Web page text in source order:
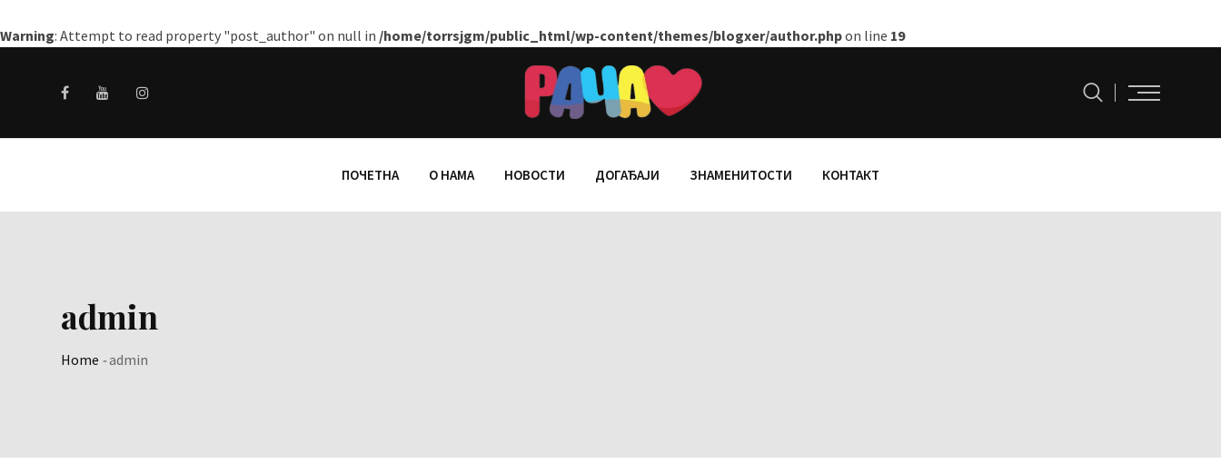
Warning: Attempt to read property "post_author" on null in /home/torrsjgm/public_html/wp-content/themes/blogxer/author.phpon line 19
ПОЧЕТНА О НАМА НОВОСТИ ДОГАЂАЈИ ЗНАМЕНИТОСТИ КОНТАКТ
admin
Home -admin